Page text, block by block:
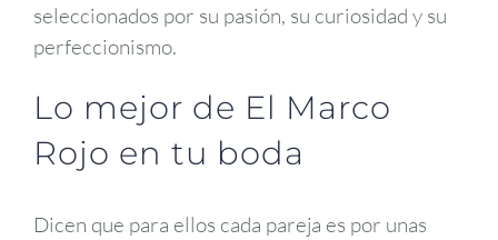
seleccionados por su pasión, su curiosidad y su
perfeccionismo.
Lo mejor de El Marco
Rojo en tu boda
Dicen que para ellos cada pareja es por unas